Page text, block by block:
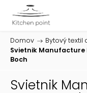
Domov / Bytový textil
Svietnik Manufacture
Boch
Svietnik